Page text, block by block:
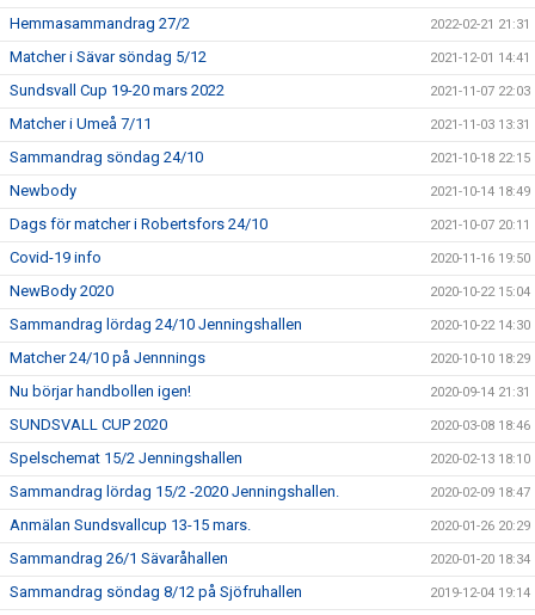
Hemmasammandrag 27/2 2022-02-21 21:31
Matcher i Sävar söndag 5/12 2021-12-01 14:41
Sundsvall Cup 19-20 mars 2022 2021-11-07 22:03
Matcher i Umeå 7/11 2021-11-03 13:31
Sammandrag söndag 24/10 2021-10-18 22:15
Newbody 2021-10-14 18:49
Dags för matcher i Robertsfors 24/10 2021-10-07 20:11
Covid-19 info 2020-11-16 19:50
NewBody 2020 2020-10-22 15:04
Sammandrag lördag 24/10 Jenningshallen 2020-10-22 14:30
Matcher 24/10 på Jennnings 2020-10-10 18:29
Nu börjar handbollen igen! 2020-09-14 21:31
SUNDSVALL CUP 2020 2020-03-08 18:46
Spelschemat 15/2 Jenningshallen 2020-02-13 18:10
Sammandrag lördag 15/2 -2020 Jenningshallen. 2020-02-09 18:47
Anmälan Sundsvallcup 13-15 mars. 2020-01-26 20:29
Sammandrag 26/1 Sävaråhallen 2020-01-20 18:34
Sammandrag söndag 8/12 på Sjöfruhallen 2019-12-04 19:14